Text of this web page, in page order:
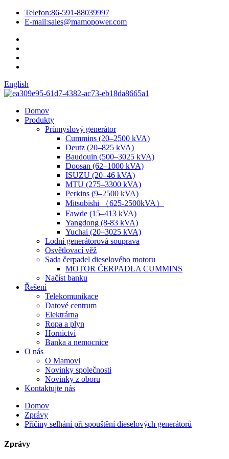
Telefon:86-591-88039997
E-mail:sales@mamopower.com
English
Domov
Produkty
Průmyslový generátor
Cummins (20–2500 kVA)
Deutz (20–825 kVA)
Baudouin (500–3025 kVA)
Doosan (62–1000 kVA)
ISUZU (20–46 kVA)
MTU (275–3300 kVA)
Perkins (9–2500 kVA)
Mitsubishi （625-2500kVA）
Fawde (15–413 kVA)
Yangdong (8-83 kVA)
Yuchai (20–3025 kVA)
Lodní generátorová souprava
Osvětlovací věž
Sada čerpadel dieselového motoru
MOTOR ČERPADLA CUMMINS
Načíst banku
Řešení
Telekomunikace
Datové centrum
Elektrárna
Ropa a plyn
Hornictví
Banka a nemocnice
O nás
O Mamovi
Novinky společnosti
Novinky z oboru
Kontaktujte nás
Domov
Zprávy
Příčiny selhání při spouštění dieselových generátorů
Zprávy